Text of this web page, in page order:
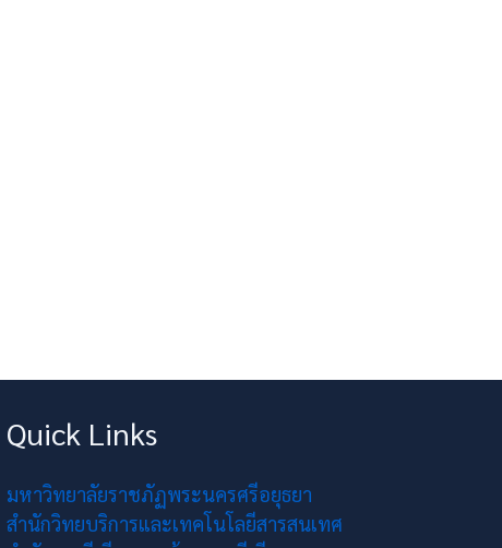
Quick Links
มหาวิทยาลัยราชภัฏพระนครศรีอยุธยา
สำนักวิทยบริการและเทคโนโลยีสารสนเทศ